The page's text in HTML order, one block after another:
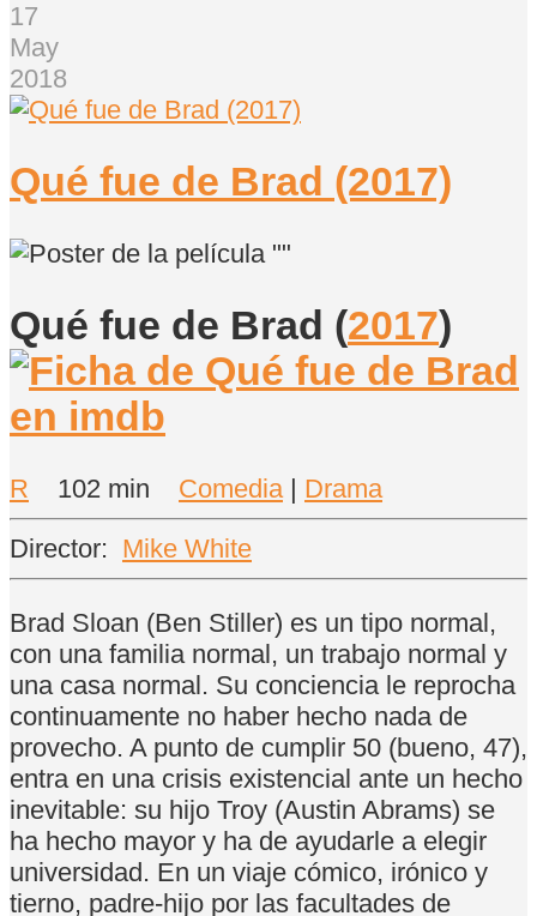
17
May
2018
Qué fue de Brad (2017)
Qué fue de Brad (2017)
R 102 min Comedia | Drama
Director: Mike White
Brad Sloan (Ben Stiller) es un tipo normal,
con una familia normal, un trabajo normal y
una casa normal. Su conciencia le reprocha
continuamente no haber hecho nada de
provecho. A punto de cumplir 50 (bueno, 47),
entra en una crisis existencial ante un hecho
inevitable: su hijo Troy (Austin Abrams) se
ha hecho mayor y ha de ayudarle a elegir
universidad. En un viaje cómico, irónico y
tierno, padre-hijo por las facultades de